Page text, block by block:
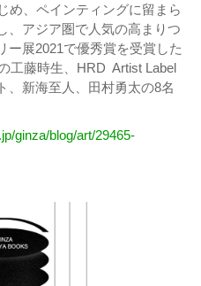
め、ペインティングに留まら
、アジア圏で人気の高まりつ
ー展2021で優秀賞を受賞した
工藤時生、HRD Artist Label
、新海至人、田村勇太の8名
ginza/blog/art/29465-